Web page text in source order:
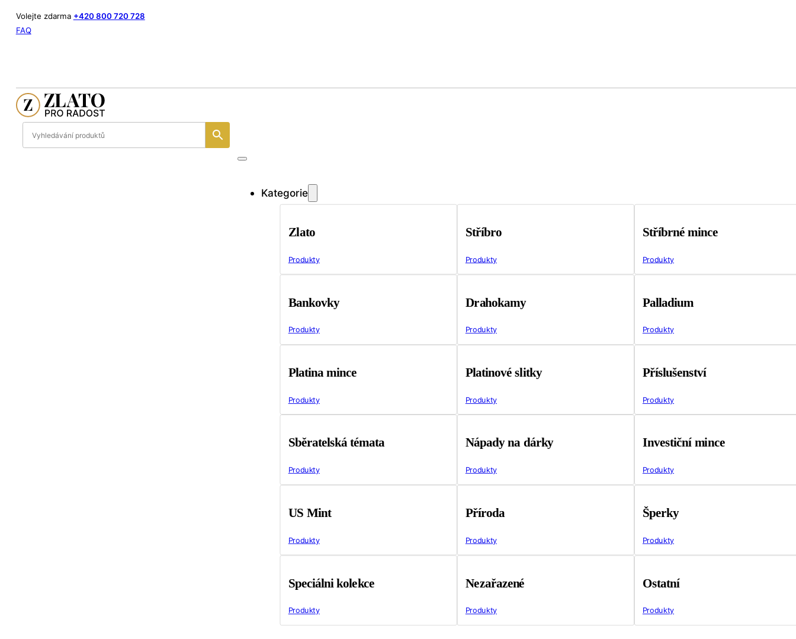
Volejte zdarma +420 800 720 728
FAQ
Kategorie
Zlato
Produkty
Stříbro
Produkty
Stříbrné mince
Produkty
Bankovky
Produkty
Drahokamy
Produkty
Palladium
Produkty
Platina mince
Produkty
Platinové slitky
Produkty
Příslušenství
Produkty
Sběratelská témata
Produkty
Nápady na dárky
Produkty
Investiční mince
Produkty
US Mint
Produkty
Příroda
Produkty
Šperky
Produkty
Speciálni kolekce
Produkty
Nezařazené
Produkty
Ostatní
Produkty